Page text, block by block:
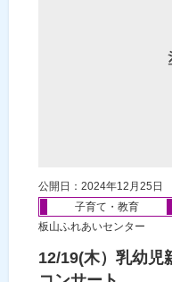
公開日：2024年12月25日
子育て・教育
板山ふれあいセンター
12/19(木）乳幼児